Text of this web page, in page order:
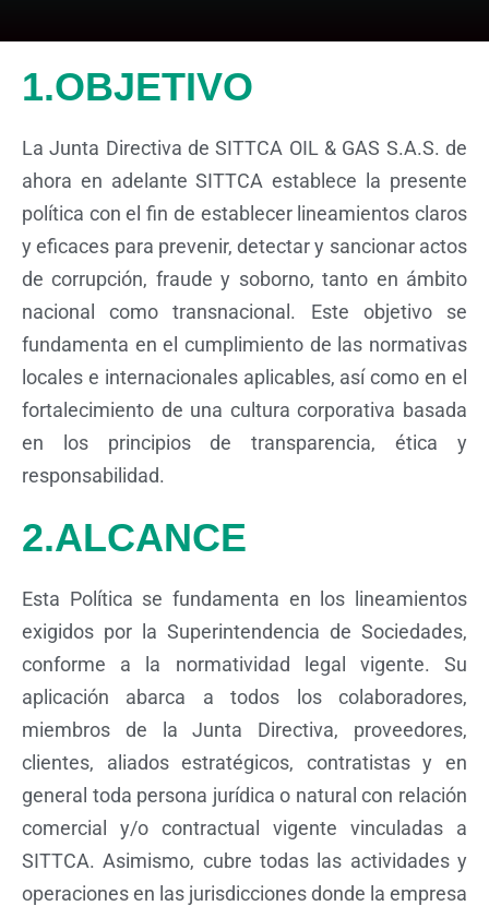
1.OBJETIVO
La Junta Directiva de SITTCA OIL & GAS S.A.S. de
ahora en adelante SITTCA establece la presente
política con el fin de establecer lineamientos claros
y eficaces para prevenir, detectar y sancionar actos
de corrupción, fraude y soborno, tanto en ámbito
nacional como transnacional. Este objetivo se
fundamenta en el cumplimiento de las normativas
locales e internacionales aplicables, así como en el
fortalecimiento de una cultura corporativa basada
en los principios de transparencia, ética y
responsabilidad.
2.ALCANCE
Esta Política se fundamenta en los lineamientos
exigidos por la Superintendencia de Sociedades,
conforme a la normatividad legal vigente. Su
aplicación abarca a todos los colaboradores,
miembros de la Junta Directiva, proveedores,
clientes, aliados estratégicos, contratistas y en
general toda persona jurídica o natural con relación
comercial y/o contractual vigente vinculadas a
SITTCA. Asimismo, cubre todas las actividades y
operaciones en las jurisdicciones donde la empresa